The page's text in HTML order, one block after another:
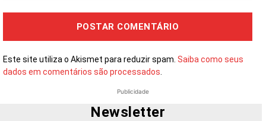
Este site utiliza o Akismet para reduzir spam. Saiba como seus
dados em comentários são processados
Publicidade
Newsletter